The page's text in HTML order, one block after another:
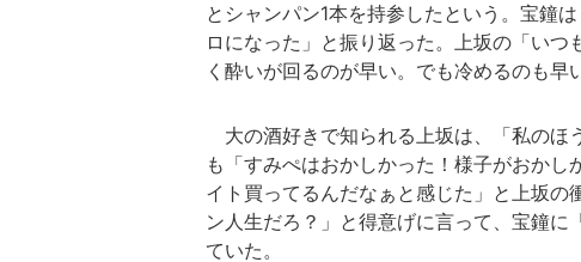
とシャンパン1本を持参したという。宝鐘
ロになった」と振り返った。上坂の「い
く酔いが回るのが早い。でも冷めるのも早
大の酒好きで知られる上坂は、「私のほ
も「すみぺはおかしかった！様子がおかし
イト買ってるんだなぁと感じた」と上坂
ン人生だろ？」と得意げに言って、宝鐘
ていた。